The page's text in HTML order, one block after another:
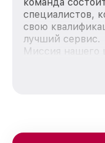
команда
специалистов,
свою
лучший сервис.
Миссия нашего
качественный
каждого